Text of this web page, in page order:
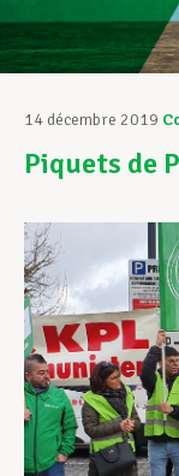
Vos droits
Devenir
14 décembre 2019
Piquets de